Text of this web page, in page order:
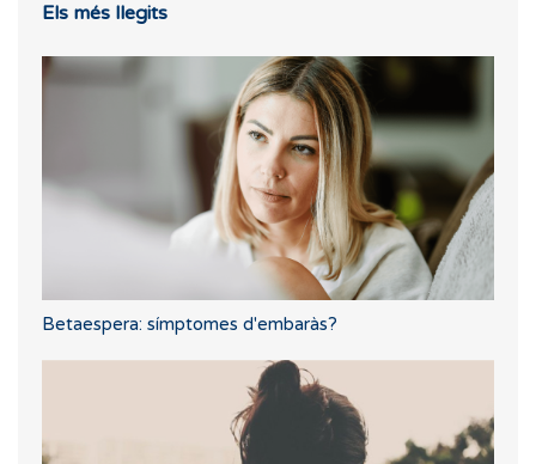
Els més llegits
Betaespera: símptomes d'embaràs?